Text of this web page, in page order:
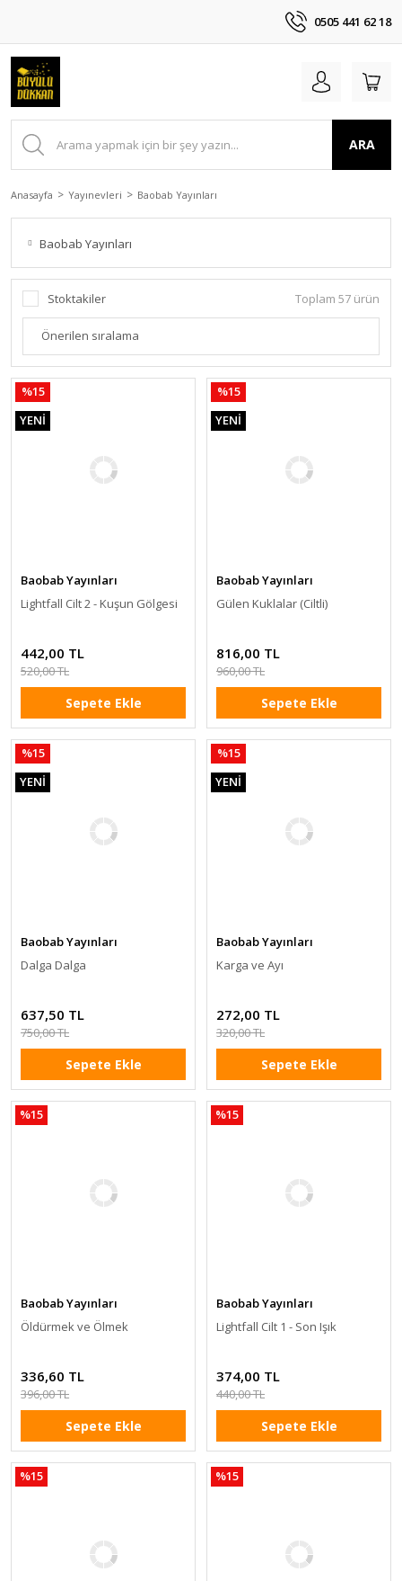
0505 441 62 18
ARA
Anasayfa Yayınevleri Baobab Yayınları
Baobab Yayınları
Stoktakiler Toplam 57 ürün
%15
YENİ
Baobab Yayınları
Lightfall Cilt 2 - Kuşun Gölgesi
442,00 TL
520,00 TL
Sepete Ekle
%15
YENİ
Baobab Yayınları
Gülen Kuklalar (Ciltli)
816,00 TL
960,00 TL
Sepete Ekle
%15
YENİ
Baobab Yayınları
Dalga Dalga
637,50 TL
750,00 TL
Sepete Ekle
%15
YENİ
Baobab Yayınları
Karga ve Ayı
272,00 TL
320,00 TL
Sepete Ekle
%15
Baobab Yayınları
Öldürmek ve Ölmek
336,60 TL
396,00 TL
Sepete Ekle
%15
Baobab Yayınları
Lightfall Cilt 1 - Son Işık
374,00 TL
440,00 TL
Sepete Ekle
%15 %15